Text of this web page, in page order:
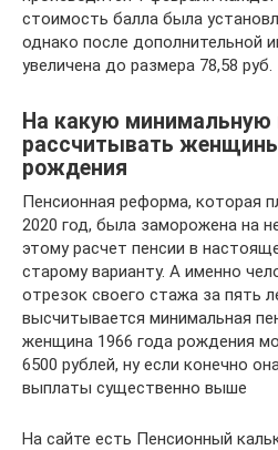
стоимость балла была
однако после дополнительной
увеличена до размера 78,58 руб.
На какую минимальную
рассчитывать
рождения
Пенсионная реформа, которая
2020 год, была заморожена на
этому расчет пенсии в
старому варианту. А именно
отрезок своего стажа за пять
высчитывается минимальная
женщина 1966 года рождения
6500 рублей, ну если конечно
выплаты существенно выше
На сайте есть Пенсионный